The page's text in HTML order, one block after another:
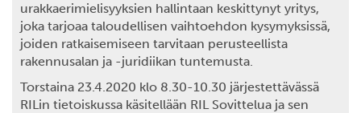
urakkaerimielisyyksien hallintaan keskittynyt yritys,
joka tarjoaa taloudellisen vaihtoehdon kysymyksissä,
joiden ratkaisemiseen tarvitaan perusteellista
rakennusalan ja -juridiikan tuntemusta.
Torstaina 23.4.2020 klo 8.30-10.30 järjestettävässä
RILin tietoiskussa käsitellään RIL Sovittelua ja sen